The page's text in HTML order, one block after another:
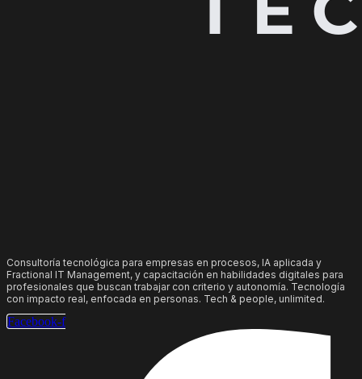
Consultoría tecnológica para empresas en procesos, IA aplicada y
Fractional IT Management, y capacitación en habilidades digitales para
profesionales que buscan trabajar con criterio y autonomía. Tecnología
con impacto real, enfocada en personas. Tech & people, unlimited.
Facebook-f